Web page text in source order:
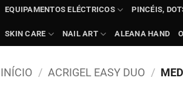
EQUIPAMENTOS ELÉCTRICOS PINCÉIS,
SKIN CARE NAIL ART ALEANA HAND
INÍCIO / ACRIGEL EASY DUO /